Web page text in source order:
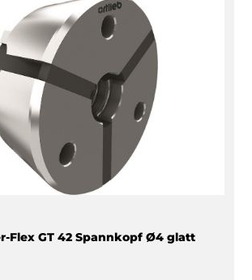
Flex GT 42 Spannkopf Ø4 glatt